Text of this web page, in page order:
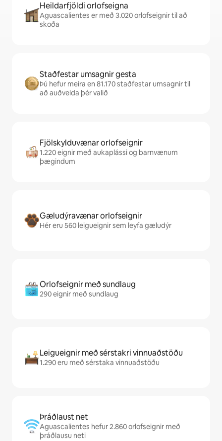
Heildarfjöldi orlofseigna
Aguascalientes er með 3.020 orlofseignir til að
skoða
Staðfestar umsagnir gesta
Þú hefur meira en 81.170 staðfestar umsagnir til
að auðvelda þér valið
Fjölskylduvænar orlofseignir
1.220 eignir með aukaplássi og barnvænum
þægindum
Gæludýravænar orlofseignir
Hér eru 560 leigueignir sem leyfa gæludýr
Orlofseignir með sundlaug
290 eignir með sundlaug
Leigueignir með sérstakri vinnuaðstöðu
1.290 eru með sérstaka vinnuaðstöðu
Þráðlaust net
Aguascalientes hefur 2.860 orlofseignir með
þráðlausu neti